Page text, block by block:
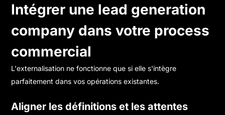
Intégrer une lead generation
company dans votre process
commercial
L'externalisation ne fonctionne que si elle s'intègre
parfaitement dans vos opérations existantes.
Aligner les définitions et les attentes